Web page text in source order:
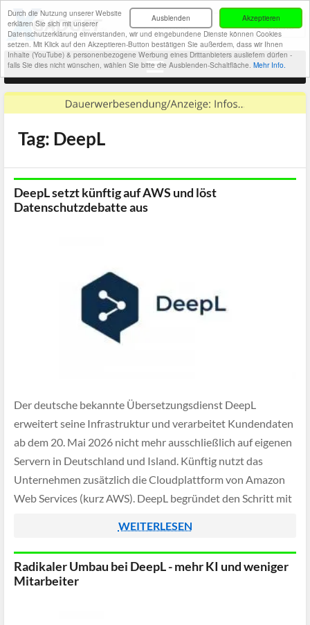
Akzeptieren
Ausblenden
Durch die Nutzung unserer Website
erklären Sie sich mit unserer
Datenschutzerklärung einverstanden, wir und eingebundene Dienste können Cookies
setzen. Mit Klick auf den Akzeptieren-Button bestätigen Sie außerdem, dass wir Ihnen
Inhalte (YouTube) & personenbezogene Werbung eines Drittanbieters ausliefern dürfen -
falls Sie dies nicht wünschen, wählen Sie bitte die Ausblenden-Schaltfläche. Mehr Info.
Tag: DeepL
DeepL setzt künftig auf AWS und löst
Datenschutzdebatte aus
Der deutsche bekannte Übersetzungsdienst DeepL
erweitert seine Infrastruktur und verarbeitet Kundendaten
ab dem 20. Mai 2026 nicht mehr ausschließlich auf eigenen
Servern in Deutschland und Island. Künftig nutzt das
Unternehmen zusätzlich die Cloudplattform von Amazon
Web Services (kurz AWS). DeepL begründet den Schritt mit
technischen Infrastruktur für den weltweiten […]
WEITERLESEN
Radikaler Umbau bei DeepL - mehr KI und weniger
Mitarbeiter